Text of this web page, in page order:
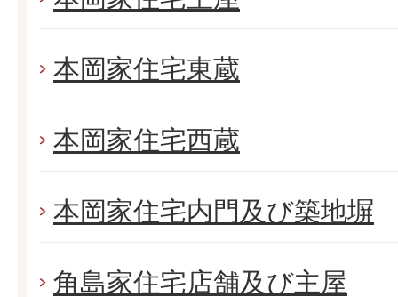
本岡家住宅東蔵
本岡家住宅西蔵
本岡家住宅内門及び築地塀
角島家住宅店舗及び主屋